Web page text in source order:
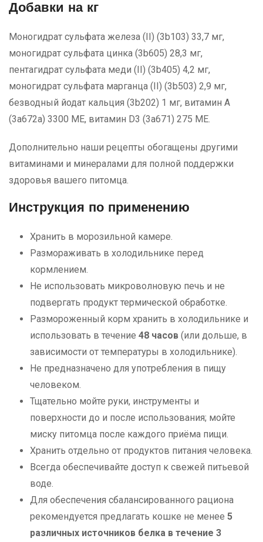
Добавки на кг
Моногидрат сульфата железа (II) (3b103) 33,7 мг,
моногидрат сульфата цинка (3b605) 28,3 мг,
пентагидрат сульфата меди (II) (3b405) 4,2 мг,
моногидрат сульфата марганца (II) (3b503) 2,9 мг,
безводный йодат кальция (3b202) 1 мг, витамин A
(3a672a) 3300 МЕ, витамин D3 (3a671) 275 МЕ.
Дополнительно наши рецепты обогащены другими
витаминами и минералами для полной поддержки
здоровья вашего питомца.
Инструкция по применению
Хранить в морозильной камере.
Размораживать в холодильнике перед
кормлением.
Не использовать микроволновую печь и не
подвергать продукт термической обработке.
Размороженный корм хранить в холодильнике и
использовать в течение 48 часов (или дольше, в
зависимости от температуры в холодильнике).
Не предназначено для употребления в пищу
человеком.
Тщательно мойте руки, инструменты и
поверхности до и после использования; мойте
миску питомца после каждого приёма пищи.
Хранить отдельно от продуктов питания человека.
Всегда обеспечивайте доступ к свежей питьевой
воде.
Для обеспечения сбалансированного рациона
рекомендуется предлагать кошке не менее 5
различных источников белка в течение 3